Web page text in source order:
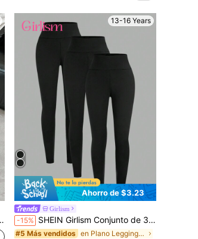
13-16 Years
Ahorro de $3.23
Girlism
-15% SHEIN Girlism Conjunto de 3 piezas de leggings deportivos casuales de spándex negro para adolescentes, mallas de capa base de un solo color para correr
#5 Más vendidos en Plano Leggings para chicas adolescentes